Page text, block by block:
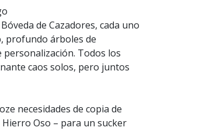
de Cazadores, cada uno
profundo árboles de
personalización. Todos los
caos solos, pero juntos
necesidades de copia de
Oso – para un sucker